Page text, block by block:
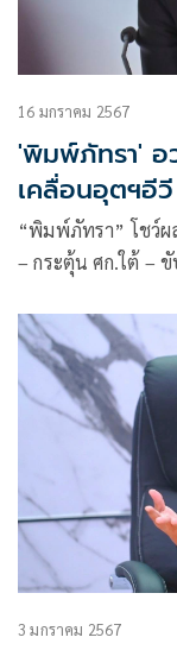
16 มกราคม 2567
'พิมพ์ภัทรา' อ
เคลื่อนอุตฯอี
“พิมพ์ภัทรา” โชว์ผ
– กระตุ้น ศก.ใต้ –
3 มกราคม 2567